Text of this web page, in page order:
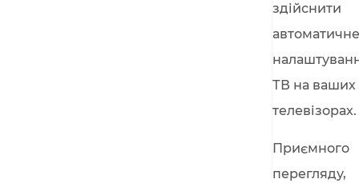
здійснити
автоматичне
ТВ на ваших
телевізорах.
Приємного
перегляду,